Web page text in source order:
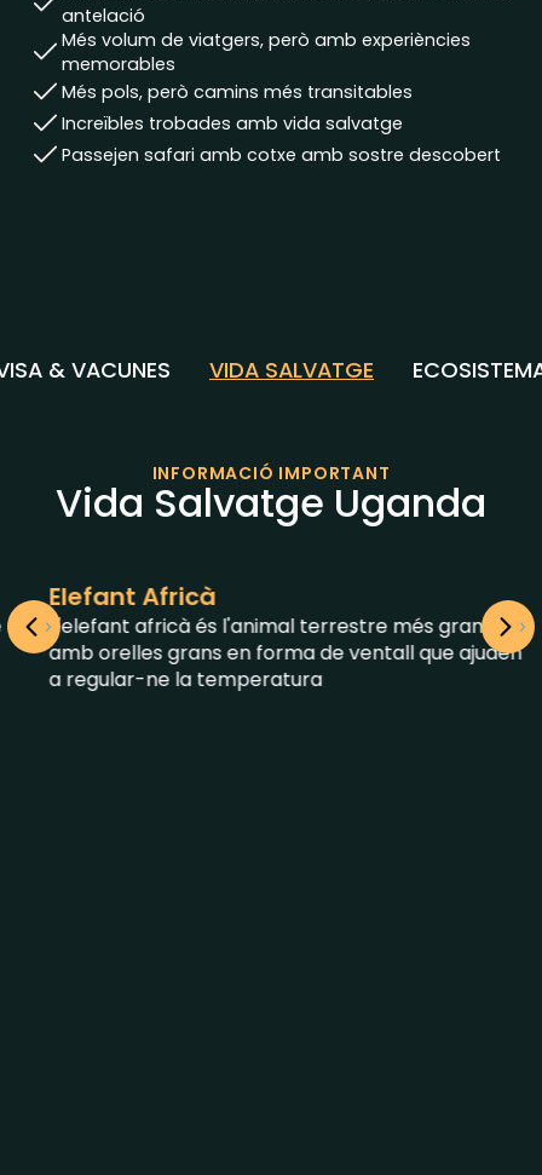
antelació
Més volum de viatgers, però amb experiències
memorables
Més pols, però camins més transitables
Increïbles trobades amb vida salvatge
Passejen safari amb cotxe amb sostre descobert
& VACUNES VIDA SALVATGE
INFORMACIÓ IMPORTANT
Vida Salvatge Uganda
Elefant Africà
L'elefant africà és l'animal terrestre més gran,
amb orelles grans en forma de ventall que ajuden
a regular-ne la temperatura